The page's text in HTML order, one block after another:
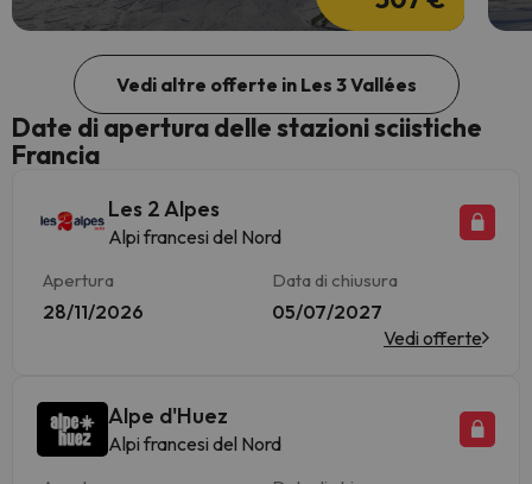
Vedi altre offerte in Les 3 Vallées
Date di apertura delle stazioni sciistiche
Francia
Les 2 Alpes
Alpi francesi del Nord
Apertura
28/11/2026
Data di chiusura
05/07/2027
Vedi offerte
Alpe d'Huez
Alpi francesi del Nord